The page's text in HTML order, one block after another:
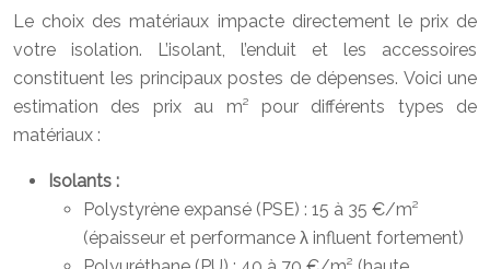
Le choix des matériaux impacte directement le prix de
votre isolation. L’isolant, l’enduit et les accessoires
constituent les principaux postes de dépenses. Voici une
estimation des prix au m² pour différents types de
matériaux :
Isolants :
Polystyrène expansé (PSE) : 15 à 35 €/m²
(épaisseur et performance λ influent fortement)